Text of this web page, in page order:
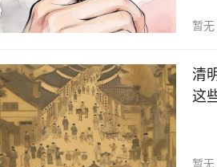
暂无
清
这
暂无